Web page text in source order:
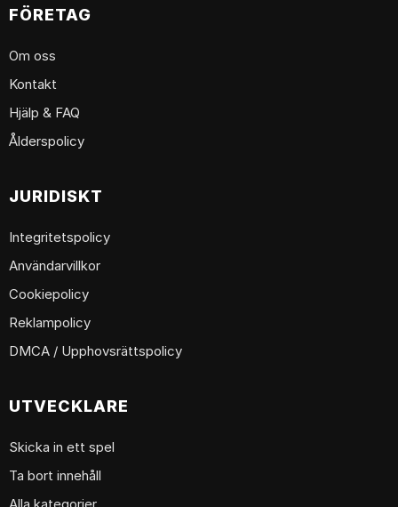
FÖRETAG
Om oss
Kontakt
Hjälp & FAQ
Ålderspolicy
JURIDISKT
Integritetspolicy
Användarvillkor
Cookiepolicy
Reklampolicy
DMCA / Upphovsrättspolicy
UTVECKLARE
Skicka in ett spel
Ta bort innehåll
Alla kategorier